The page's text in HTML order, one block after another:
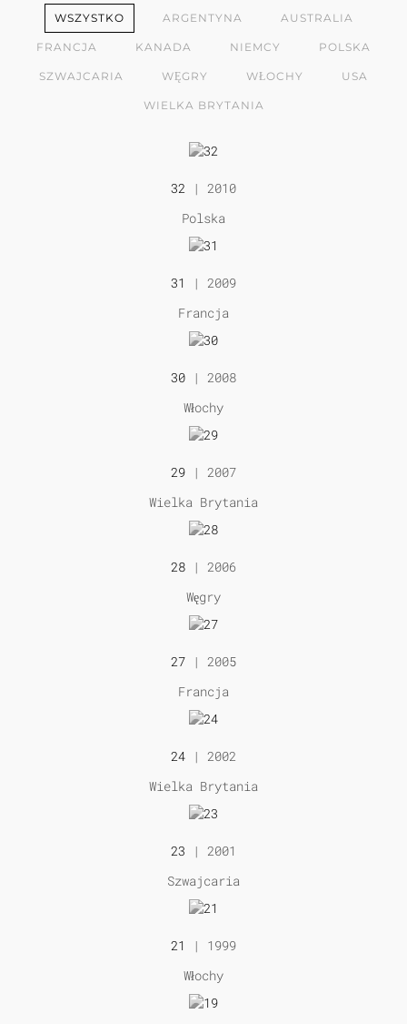
WSZYSTKO ARGENTYNA AUSTRALIA
FRANCJA KANADA NIEMCY POLSKA
SZWAJCARIA WĘGRY WŁOCHY USA
WIELKA BRYTANIA
32 | 2010
Polska
31
| 2009
Francja
30 | 2008
Włochy
29 | 2007
Wielka Brytania
28 | 2006
Węgry
27 | 2005
Francja
24 | 2002
Wielka Brytania
23 | 2001
Szwajcaria
21
| 1999
Włochy